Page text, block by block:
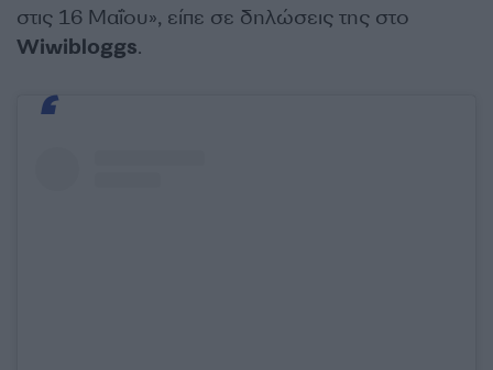
στις 16 Μαΐου», είπε σε δηλώσεις της στο
Wiwibloggs.